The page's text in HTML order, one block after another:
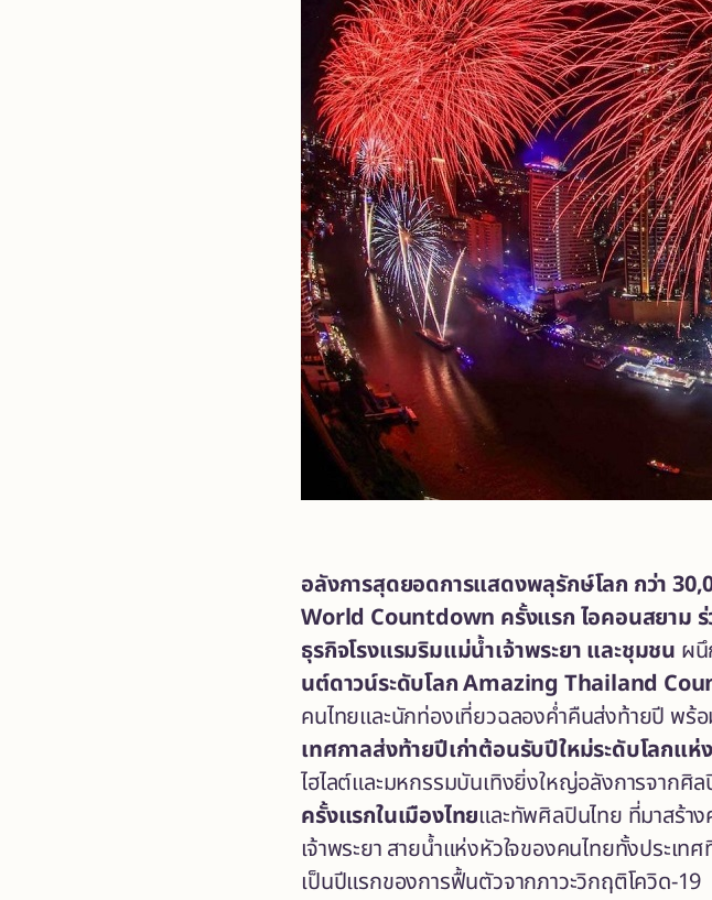
อลังการสุดยอดการแสดงพลุรักษ์โลก กว่า
World Countdown ครั้งแรก ไอคอนสยาม
ธุรกิจโรงแรมริมแม่น้ำเจ้าพระยา และชุมชน ผนึ
นต์ดาวน์ระดับโลกAmazing Thailand
คนไทยและนักท่องเที่ยวฉลองค่ำคืนส่งท้ายปี พร้
เทศกาลส่งท้ายปีเก่าต้อนรับปีใหม่ระดับโลกแ
ไฮไลต์และมหกรรมบันเทิงยิ่งใหญ่อลังการจากศิล
ครั้งแรกในเมืองไทยและทัพศิลปินไทย ที่มาสร้า
เจ้าพระยา สายน้ำแห่งหัวใจของคนไทยทั้งประเ
เป็นปีแรกของการฟื้นตัวจากภาวะวิกฤติโควิด-19